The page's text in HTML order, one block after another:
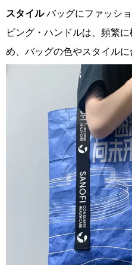
スタイルバッグにファッシ
ビング・ハンドルは、頻繁
め、バッグの色やスタイルに